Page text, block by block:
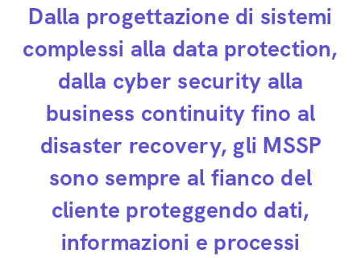
Dalla progettazione di sistemi
complessi alla data protection,
dalla cyber security alla
business continuity fino al
disaster recovery, gli MSSP
sono sempre al fianco del
cliente proteggendo dati,
informazioni e processi